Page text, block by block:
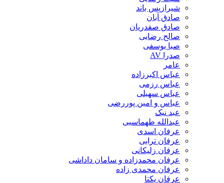
شیرازیس باند
صادق آبان
صادق صفدریان
صالح رضایی
صبا یوسفی
صدرا AV
عامر
عباس اکبرزاده
عباس رزمی
عباس سهیلی
عباس و امین پوررضی
عبد نیک
عبدالله طهماسبی‎
عرفان اسدی
عرفان ترابی
عرفان زلیکانی
عرفان محمدزاده و سامان داداشی
عرفان محمدی زاده
عرفان یکتا